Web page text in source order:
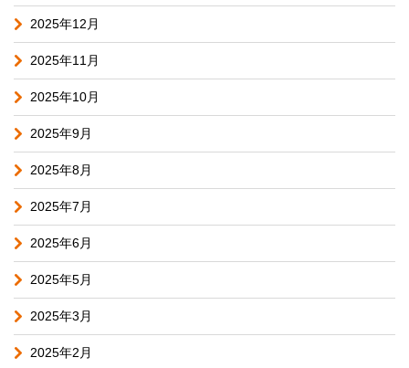
2025年12月
2025年11月
2025年10月
2025年9月
2025年8月
2025年7月
2025年6月
2025年5月
2025年3月
2025年2月